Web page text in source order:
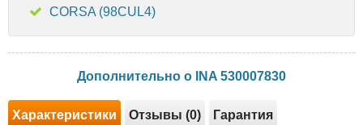
CORSA (98CUL4)
Дополнительно о INA 530007830
Характеристики Отзывы (0) Гарантия